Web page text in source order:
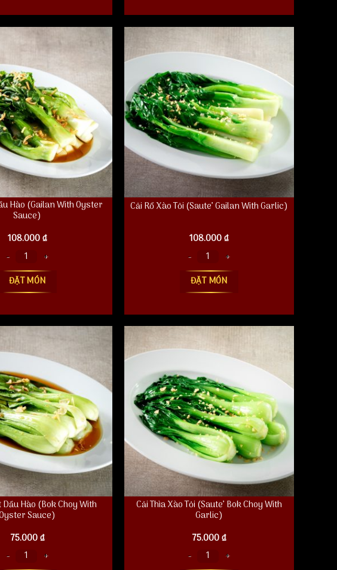
Hào (Gailan With Oyster
Sauce)
108.000₫
Hào (Gailan With Oyster Sauce) số lượng
ĐẶT MÓN
Cải Rổ Xào Tỏi (Saute’ Gailan With Garlic)
108.000₫
Cải Rổ Xào Tỏi (Saute' Gailan With Garlic) số lượng
ĐẶT MÓN
Dầu Hào (Bok Choy With
Sauce)
75.000₫
Cải Thìa Xào Tỏi (Saute’ Bok Choy With
Garlic)
75.000₫